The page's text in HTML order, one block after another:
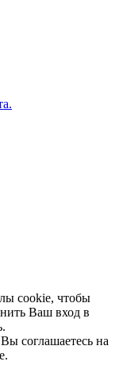
cookie, чтобы
Ваш вход в
соглашаетесь на